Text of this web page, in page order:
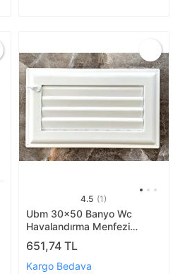
4.5 (1)
Ubm 30x50 Banyo Wc
Havalandırma Menfezi
Yapışkanlı (cam Menfez
Hediyeli)
651,74 TL
Kargo Bedava